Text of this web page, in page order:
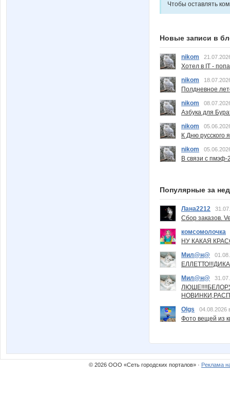
Чтобы оставлять
Новые записи в
nikom
Хотел в IT -
nikom
Полдневное
nikom
Азбука для
nikom
К Дню русского
nikom
В связи с пмэф-
Популярные за
Лана2212
Сбор заказов.
комсомолочка
НУ КАКАЯ
Мил@н@
Мил@н@
Olgs
04.08.2026
Фото вещей из
© 2026 ООО «Сеть городских порталов» · Реклама